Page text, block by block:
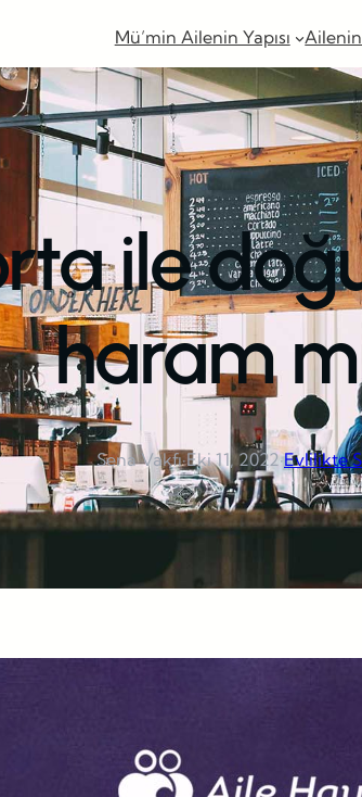
Mü’min Ailenin Yapısı
ile
haram
Sena Vakfı·Eki 11, 2022·Evlilikte